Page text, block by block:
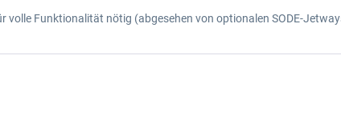
Funktionalität nötig (abgesehen von optionalen SODE-